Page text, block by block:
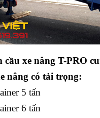
cầu xe nâng T-PRO
nâng có tải trọng:
5 tấn
6 tấn